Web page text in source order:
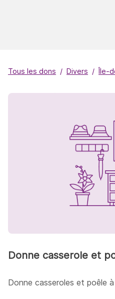
Tous les dons Divers Île-
Donne casserole et
Donne casseroles et poêle